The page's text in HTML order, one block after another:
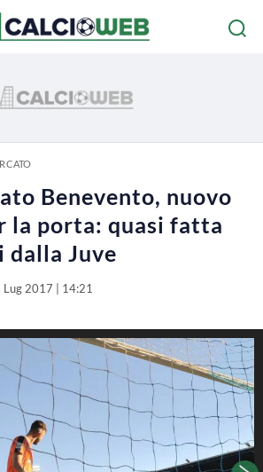
Benevento, nuovo
la porta: quasi fatta
dalla Juve
Lug 2017 | 14:21